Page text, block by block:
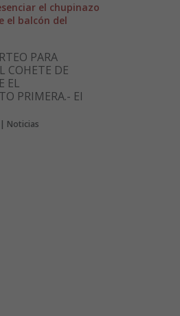
el chupinazo
el balcón del
PARA
COHETE DE
EL
PRIMERA.- El
Noticias